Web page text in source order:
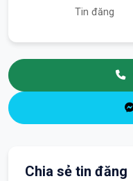
Tin đăng
Chia sẻ tin đăng